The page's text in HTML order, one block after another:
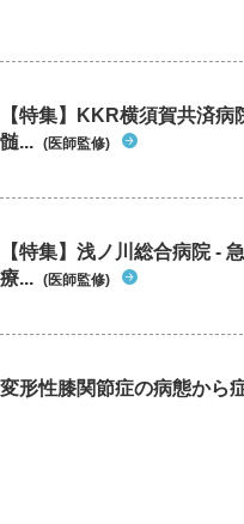
【特集】KKR横須賀共済
髄... (医師監修)
【特集】浅ノ川総合病院 -
療... (医師監修)
変形性膝関節症の病態から